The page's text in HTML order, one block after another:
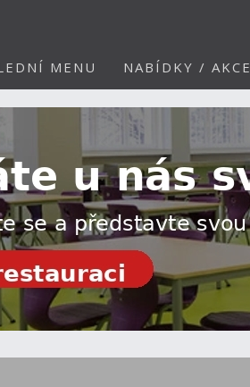
MENU NABÍDKY / AKCE